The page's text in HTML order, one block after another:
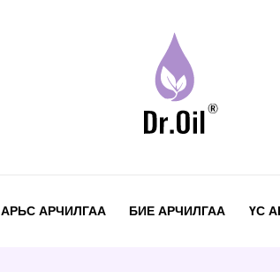
АРЬС АРЧИЛГАА БИЕ АРЧИЛГАА ҮС